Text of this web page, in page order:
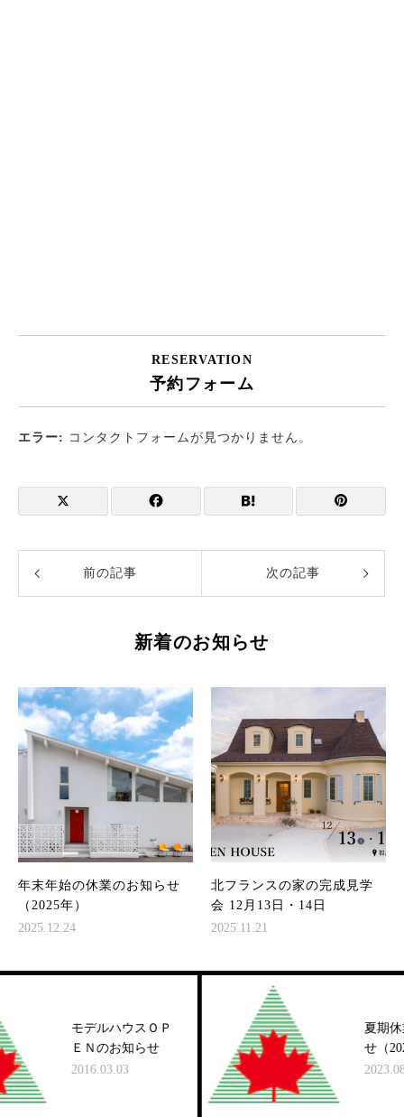
RESERVATION
予約フォーム
エラー: コンタクトフォームが見つかりません。
前の記事 次の記事
新着のお知らせ
年末年始の休業のお知らせ
（2025年）
2025.12.24
北フランスの家の完成見学
会 12月13日・14日
2025.11.21
モデルハウスＯＰ
ＥＮのお知らせ
2016.03.03
夏期休業の
せ（2023年
2023.08.02